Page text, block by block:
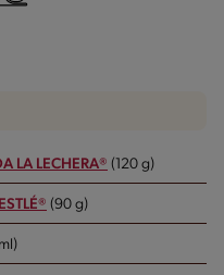
LA LECHERA® (120 g)
(90 g)